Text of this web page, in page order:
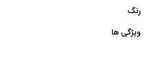
رنگ
ویژگی ها